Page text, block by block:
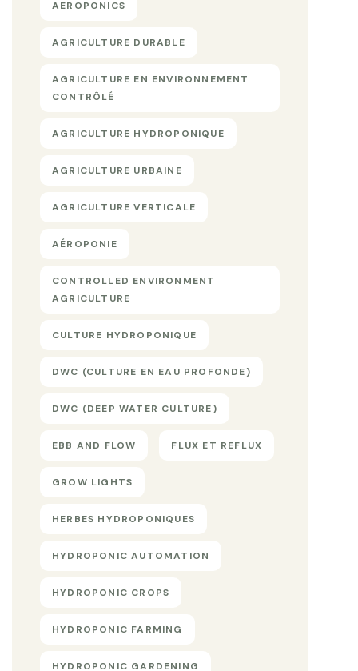
AEROPONICS
AGRICULTURE DURABLE
AGRICULTURE EN ENVIRONNEMENT
CONTRÔLÉ
AGRICULTURE HYDROPONIQUE
AGRICULTURE URBAINE
AGRICULTURE VERTICALE
AÉROPONIE
CONTROLLED ENVIRONMENT
AGRICULTURE
CULTURE HYDROPONIQUE
DWC (CULTURE EN EAU PROFONDE)
DWC (DEEP WATER CULTURE)
EBB AND FLOW FLUX ET REFLUX
GROW LIGHTS
HERBES HYDROPONIQUES
HYDROPONIC AUTOMATION
HYDROPONIC CROPS
HYDROPONIC FARMING
HYDROPONIC GARDENING